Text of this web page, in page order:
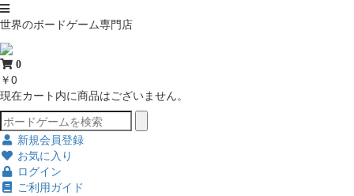
世界のボードゲーム専門店
0
￥0
現在カート内に商品はございません。
新規会員登録
お気に入り
ログイン
ご利用ガイド